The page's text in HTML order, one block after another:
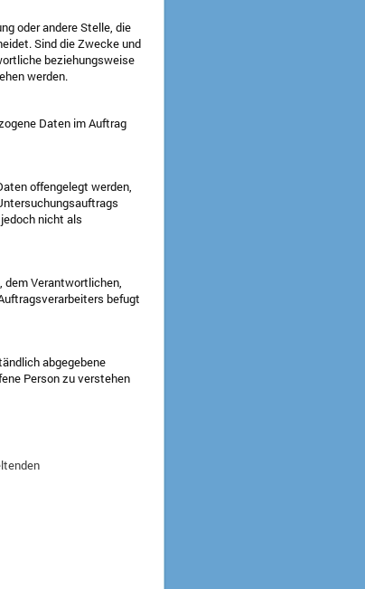
oder andere Stelle, die
Sind die Zwecke und
beziehungsweise
werden.
Daten im Auftrag
offengelegt werden,
nicht als
dem Verantwortlichen,
befugt
abgegebene
Person zu verstehen